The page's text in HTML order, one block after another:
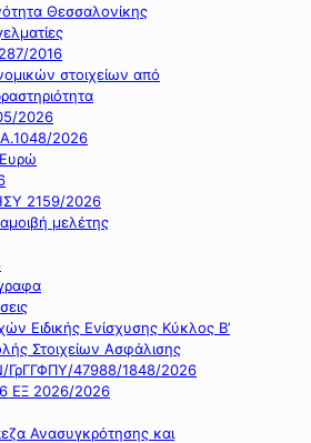
Θεσσαλονίκης
2016
στοιχείων από
2026
2026
2159/2026
μελέτης
Ειδικής Ενίσχυσης Κύκλος Β’
Στοιχείων Ασφάλισης
ΓρΓΓΦΠΥ/47988/1848/2026
ΕΞ 2026/2026
Ανασυγκρότησης και